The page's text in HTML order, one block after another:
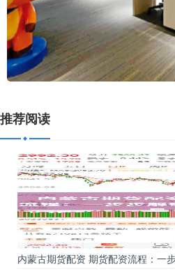
推荐阅读
内蒙古期货配资 期货配资流程：一